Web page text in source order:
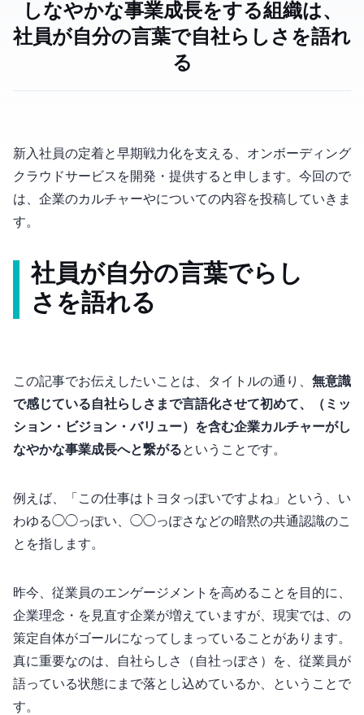
しなやかな事業成長をする組織は、
社員が自分の言葉で”自社らしさ”を語れ
る
新入社員の定着と早期戦力化を支える、オンボーディング
クラウドサービスを開発・提供するOmboと申します。今回のnoteで
は、企業のカルチャーやMVVについての内容を投稿していきま
す。
社員が自分の言葉で”らし
さ”を語れる
この記事でお伝えしたいことは、タイトルの通り、 無意識
で感じている ”自社らしさ” まで言語化させて初めて、MVV（ミッ
ション・ビジョン・バリュー）を含む企業カルチャーがし
なやかな事業成長へと繋がるということです。
例えば、「この仕事はトヨタっぽいですよね」という、い
わゆる◯◯っぽい、◯◯っぽさなどの暗黙の共通認識のこ
とを指します。
昨今、従業員のエンゲージメントを高めることを目的に、
企業理念・MVVを見直す企業が増えていますが、現実では、MVVの
策定自体がゴールになってしまっていることがあります。
真に重要なのは、”自社らしさ”（”自社っぽさ”）を、従業員が
語っている状態にまで落とし込めているか、ということで
す。